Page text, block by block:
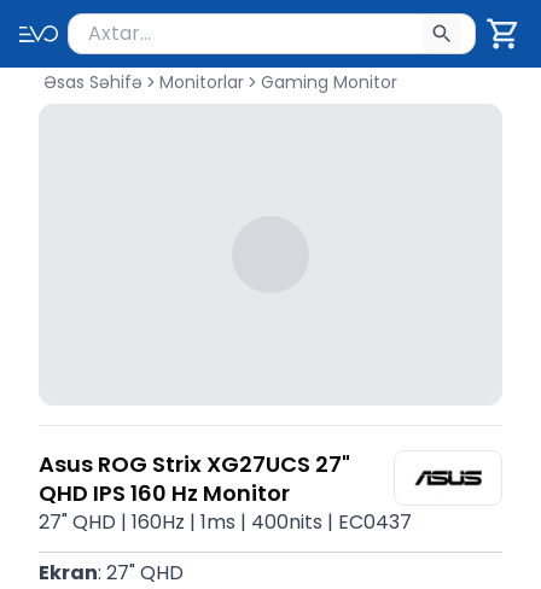
Məhsul axtar
Axtarış üçün ən azı 2 simvol yazın. Göndərmək
Əsas Səhifə Monitorlar Gaming Monitor
Asus ROG Strix XG27UCS 27"
QHD IPS 160 Hz Monitor
27" QHD | 160Hz | 1ms | 400nits | EC0437
Ekran: 27" QHD